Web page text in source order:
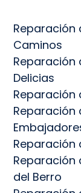
Caminos
Reparación
Delicias
Reparación
Reparación
Reparación
Reparación
del Berro